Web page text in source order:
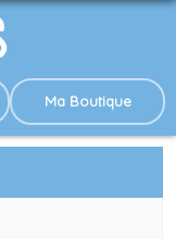
Ma Boutique